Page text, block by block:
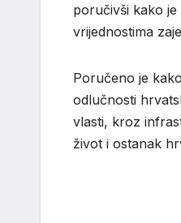
poručivši kako
vrijednostima
Poručeno je
odlučnosti
vlasti, kroz
život i ostanak